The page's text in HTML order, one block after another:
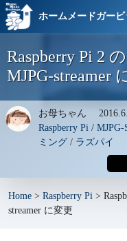
ホームメードガービ
Raspberry Pi 2
MJPG-streamer
お母ちゃん
Raspberry Pi / MJPG-
ミング / ラズパイ
Home > Raspberry Pi >
streamer に変更